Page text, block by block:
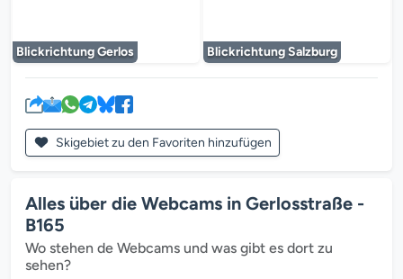
Blickrichtung Gerlos Blickrichtung Salzburg
Skigebiet zu den Favoriten hinzufügen
Alles über die Webcams in Gerlosstraße -
B165
Wo stehen de Webcams und was gibt es dort zu
sehen?